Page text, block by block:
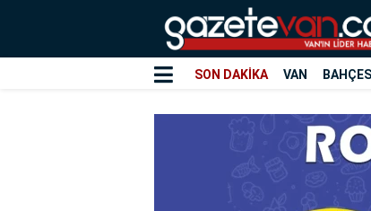
SON DAKİKA VAN